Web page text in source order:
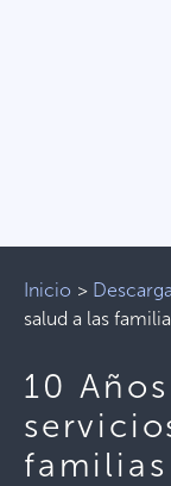
Inicio >
salud a las
10